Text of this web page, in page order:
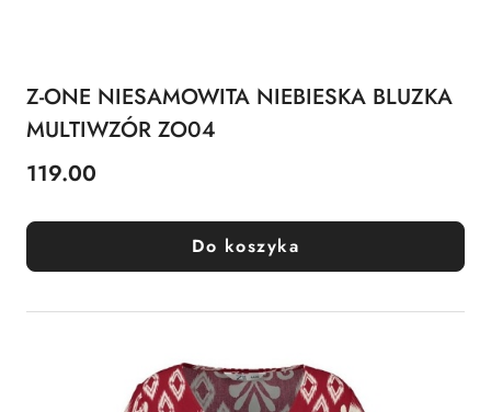
Z-ONE NIESAMOWITA NIEBIESKA BLUZKA
MULTIWZÓR ZO04
Cena:
119.00
Do koszyka